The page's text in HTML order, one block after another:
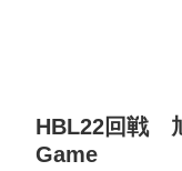
HBL22回戦
Game